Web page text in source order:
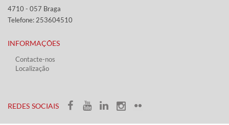
4710 - ​057 Braga
Telefone: 253604510​​
INFORMAÇÕES
Contacte-nos
Localização
​REDES SOCIAIS​​